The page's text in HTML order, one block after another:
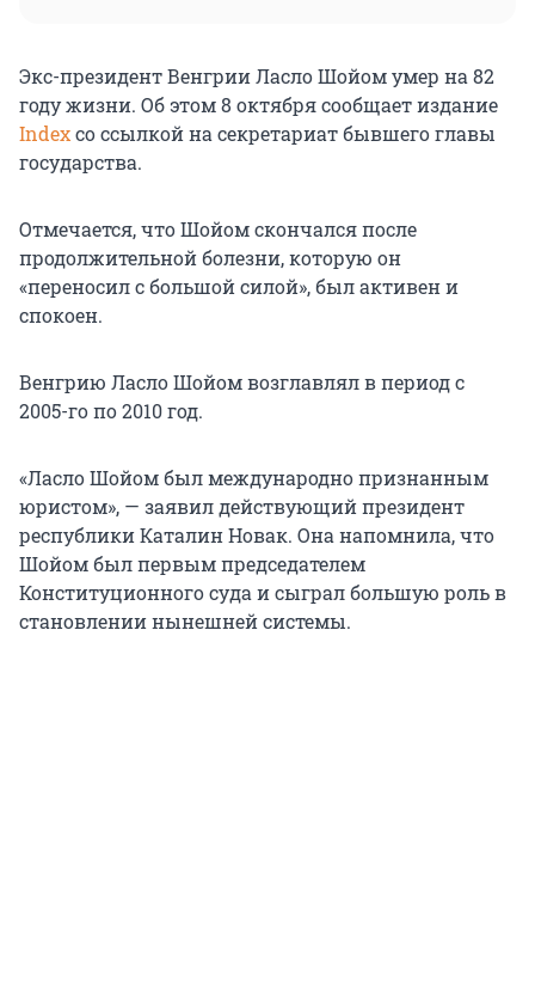
Экс-президент Венгрии Ласло Шойом умер на 82
году жизни. Об этом 8 октября сообщает издание
Indexсо ссылкой на секретариат бывшего главы
государства.
Отмечается, что Шойом скончался после
продолжительной болезни, которую он
«переносил с большой силой», был активен и
спокоен.
Венгрию Ласло Шойом возглавлял в период с
2005-го по 2010 год.
«Ласло Шойом был международно признанным
юристом», — заявил действующий президент
республики Каталин Новак. Она напомнила, что
Шойом был первым председателем
Конституционного суда и сыграл большую роль в
становлении нынешней системы.